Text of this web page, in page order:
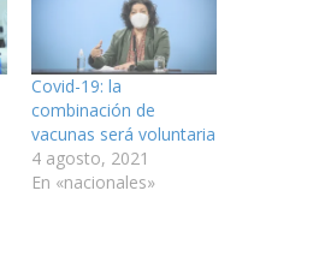
Covid-19: la
combinación de
vacunas será voluntaria
4 agosto, 2021
En «nacionales»